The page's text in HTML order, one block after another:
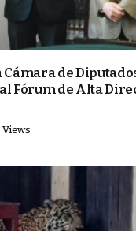
de
Fórum de Alta
Views